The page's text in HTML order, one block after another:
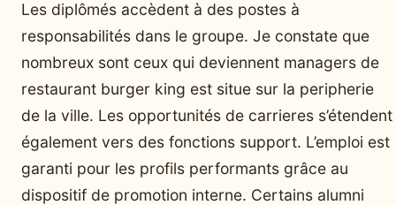
Les diplômés accèdent à des postes à
responsabilités dans le groupe. Je constate que
nombreux sont ceux qui deviennent managers de
restaurant burger king est situe sur la peripherie
de la ville. Les opportunités de carrieres s’étendent
également vers des fonctions support. L’emploi est
garanti pour les profils performants grâce au
dispositif de promotion interne. Certains alumni